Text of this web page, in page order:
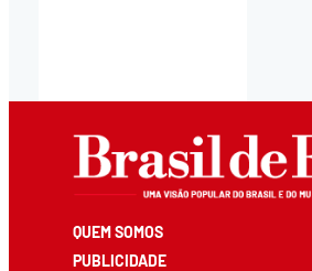
QUEM SOMOS
PUBLICIDADE